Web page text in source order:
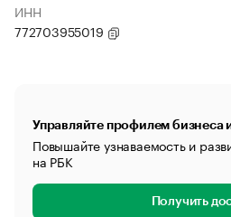
ИНН
772703955019
Управляйте профилем бизнеса
Повышайте узнаваемость и
на РБК
Получить